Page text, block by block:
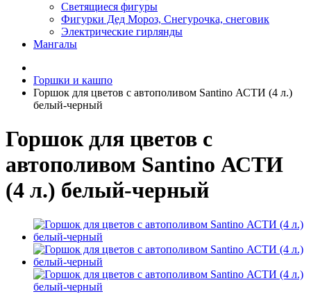
Светящиеся фигуры
Фигурки Дед Мороз, Снегурочка, снеговик
Электрические гирлянды
Мангалы
Горшки и кашпо
Горшок для цветов с автополивом Santino АСТИ (4 л.)
белый-черный
Горшок для цветов с
автополивом Santino АСТИ
(4 л.) белый-черный